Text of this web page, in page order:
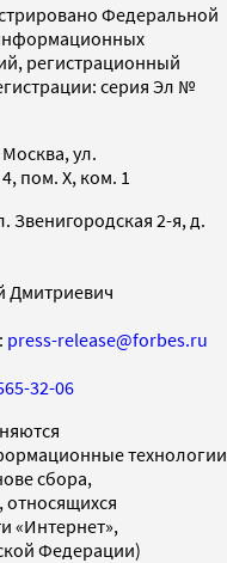
Федеральной
регистрационный
серия Эл №
ул.
пом. X, ком. 1
Звенигородская 2-я, д.
Дмитриевич
press-release@forbes.ru
32-06
технологии
сбора,
относящихся
«Интернет»,
Федерации)